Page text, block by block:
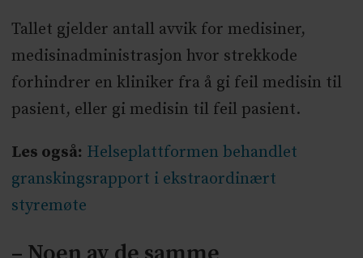
Tallet gjelder antall avvik for medisiner,
medisinadministrasjon hvor strekkode
forhindrer en kliniker fra å gi feil medisin til
pasient, eller gi medisin til feil pasient.
Les også: Helseplattformen behandlet
granskingsrapport i ekstraordinært
styremøte